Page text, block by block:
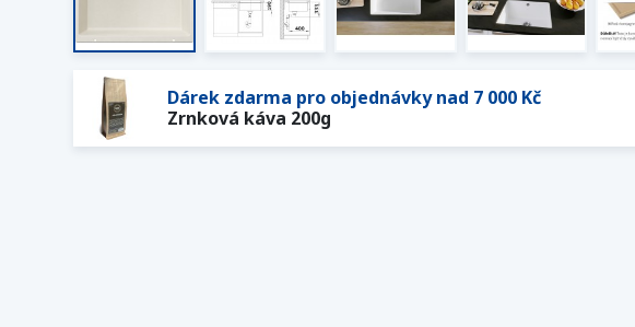
Dárek zdarma pro objednávky nad 7 000 Kč
Zrnková káva 200g